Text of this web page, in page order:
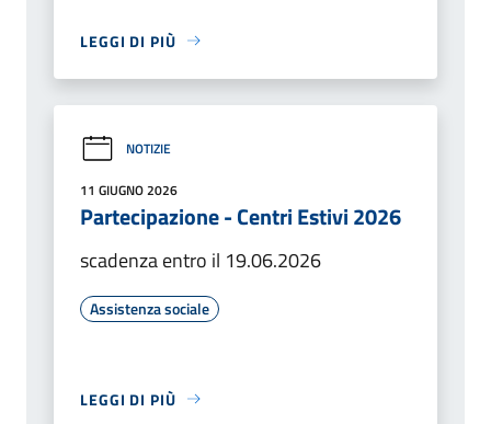
LEGGI DI PIÙ
NOTIZIE
11 GIUGNO 2026
Partecipazione - Centri Estivi 2026
scadenza entro il 19.06.2026
Assistenza sociale
LEGGI DI PIÙ